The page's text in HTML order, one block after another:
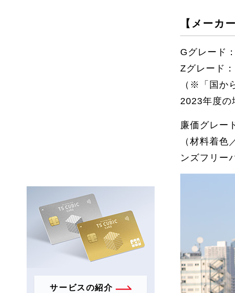
サービスの紹介
【メーカ
Gグレード
Zグレード
（※「国か
2023年度の
廉価グレー
（材料着
ンズフリー